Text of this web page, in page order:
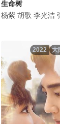
王梓豪 谢心 李泓
生命树
杨紫 胡歌 李光洁
大
2022